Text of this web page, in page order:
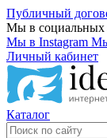
Публичный
Мы в социальных
Мы в Instagram
Личный кабинет
Каталог